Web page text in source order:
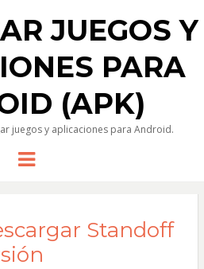
JUEGOS Y
PARA
(APK)
juegos y aplicaciones para Android.
Menu
Standoff